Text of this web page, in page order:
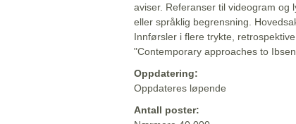
aviser. Referanser til videogram og
eller språklig begrensning.
Innførsler i flere trykte,
"Contemporary approaches to
Oppdatering:
Oppdateres løpende
Antall poster: